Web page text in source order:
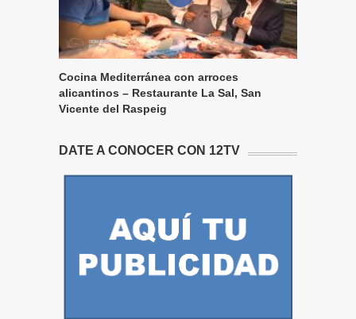
Cocina Mediterránea con arroces
alicantinos – Restaurante La Sal, San
Vicente del Raspeig
DATE A CONOCER CON 12TV